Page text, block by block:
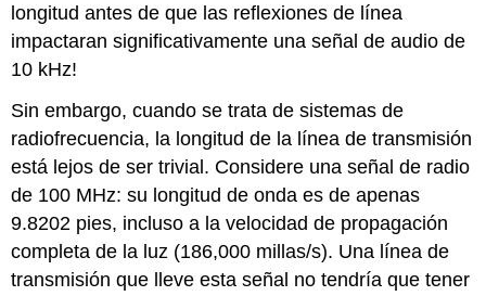
longitud antes de que las reflexiones de línea
impactaran significativamente una señal de audio de
10 kHz!
Sin embargo, cuando se trata de sistemas de
radiofrecuencia, la longitud de la línea de transmisión
está lejos de ser trivial. Considere una señal de radio
de 100 MHz: su longitud de onda es de apenas
9.8202 pies, incluso a la velocidad de propagación
completa de la luz (186,000 millas/s). Una línea de
transmisión que lleve esta señal no tendría que tener